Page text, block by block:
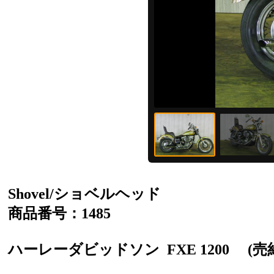
Shovel/ショベルヘッド
商品番号：1485
ハーレーダビッドソン FXE 1200 (売